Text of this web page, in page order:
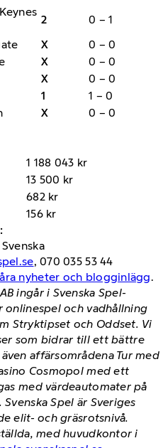
2
0 – 1
X
0 – 0
X
0 – 0
X
0 – 0
1
1 – 0
X 0 – 0
1 188 043 kr
13 500 kr
682 kr
156 kr
, 070 035 53 44
nyheter och blogginlägg.
ingår i Svenska Spel-
onlinespel och vadhållning
Stryktipset och Oddset. Vi
som bidrar till ett bättre
affärsområdena Tur med
Cosmopol med ett
med värdeautomater på
Spel är Sveriges
elit- och gräsrotsnivå.
med huvudkontor i